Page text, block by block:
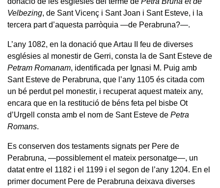
Velbezing, de Sant Vicenç i Sant Joan i Sant Esteve, i la
tercera part d’aquesta parròquia —de Perabruna?—.
L’any 1082, en la donació que Artau II feu de diverses
esglésies al monestir de Gerri, consta la de Sant Esteve de
Petram Romanam, identificada per Ignasi M. Puig amb
Sant Esteve de Perabruna, que l’any 1105 és citada com
un bé perdut pel monestir, i recuperat aquest mateix any,
encara que en la restitució de béns feta pel bisbe Ot
d’Urgell consta amb el nom de Sant Esteve de Petra
Romans.
Es conserven dos testaments signats per Pere de
Perabruna, —possiblement el mateix personatge—, un
datat entre el 1182 i el 1199 i el segon de l’any 1204. En el
primer document Pere de Perabruna deixava diverses